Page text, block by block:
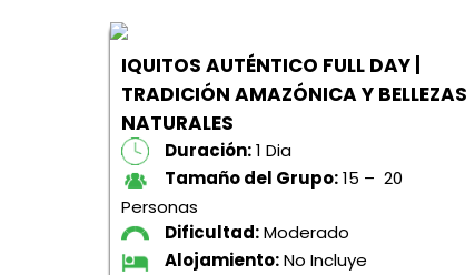
IQUITOS AUTÉNTICO FULL DAY |
TRADICIÓN AMAZÓNICA Y BELLEZAS
NATURALES
Duración:1 Dia
Tamaño del Grupo:15 – 20
Personas
Dificultad:Moderado
Alojamiento:No Incluye